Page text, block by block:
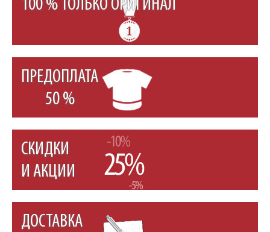
100 % ТОЛЬКО ОРИГИНАЛ
ПРЕДОПЛАТА
50 %
СКИДКИ
И АКЦИИ
ДОСТАВКА